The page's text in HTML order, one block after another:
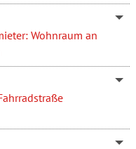
Wohnraum an